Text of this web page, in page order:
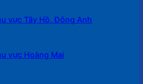
vực Tây Hồ, Đông Anh
vực Hoàng Mai